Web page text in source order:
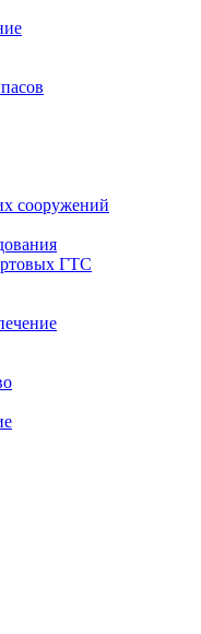
сооружений
ГТС